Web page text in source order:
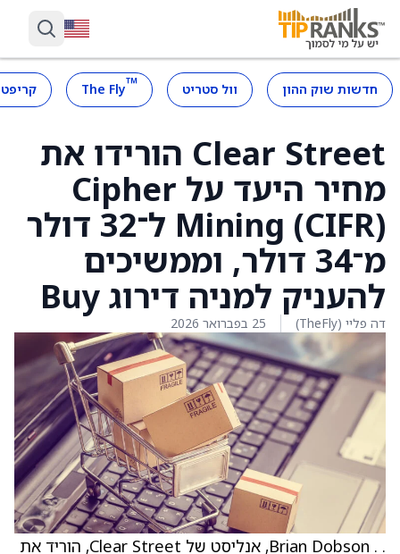
חדשות שוק ההון וול סטריט ™
The Fly
Clear Street הורידו את
מחיר היעד על Cipher
Mining (CIFR) ל־32 דולר
מ־34 דולר, וממשיכים
להעניק למניה דירוג Buy
דה פליי (TheFly) 25 בפברואר 2026
. . Brian Dobson, אנליסט של Clear Street, הוריד את